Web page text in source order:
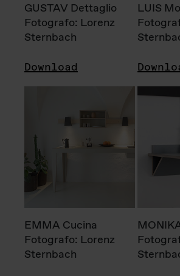
GUSTAV Dettaglio
Fotografo: Lorenz
Sternbach
Download
LUIS
EMMA Cucina
Fotografo: Lorenz
Sternbach